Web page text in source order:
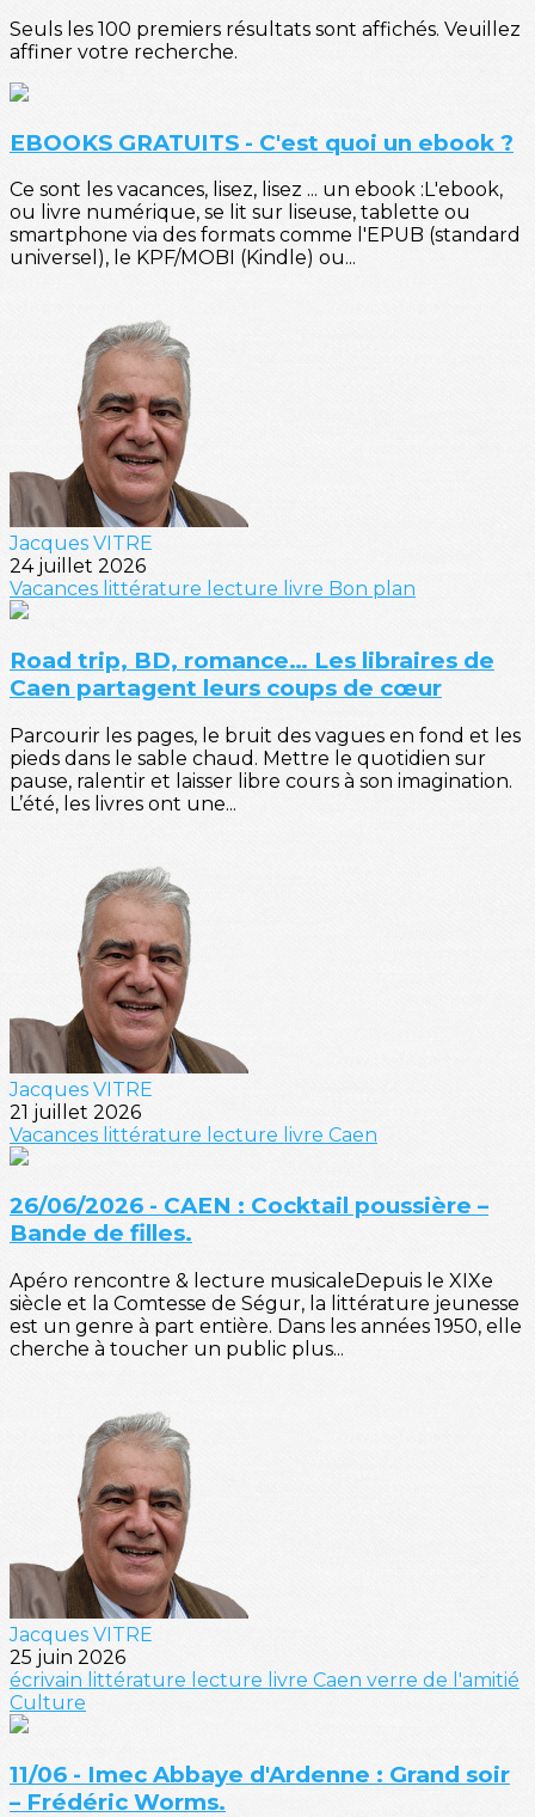
Seuls les 100 premiers résultats sont affichés. Veuillez
affiner votre recherche.
EBOOKS GRATUITS - C'est quoi un ebook ?
Ce sont les vacances, lisez, lisez ... un ebook :L'ebook,
ou livre numérique, se lit sur liseuse, tablette ou
smartphone via des formats comme l'EPUB (standard
universel), le KPF/MOBI (Kindle) ou...
Jacques VITRE
24 juillet 2026
Vacances littérature lecture livre Bon plan
Road trip, BD, romance… Les libraires de
Caen partagent leurs coups de cœur
Parcourir les pages, le bruit des vagues en fond et les
pieds dans le sable chaud. Mettre le quotidien sur
pause, ralentir et laisser libre cours à son imagination.
L’été, les livres ont une...
Jacques VITRE
21 juillet 2026
Vacances littérature lecture livre Caen
26/06/2026 - CAEN : Cocktail poussière –
Bande de filles.
Apéro rencontre & lecture musicaleDepuis le XIXe
siècle et la Comtesse de Ségur, la littérature jeunesse
est un genre à part entière. Dans les années 1950, elle
cherche à toucher un public plus...
Jacques VITRE
25 juin 2026
écrivain littérature lecture livre Caen verre de l'amitié
Culture
11/06 - Imec Abbaye d'Ardenne : Grand soir
– Frédéric Worms.